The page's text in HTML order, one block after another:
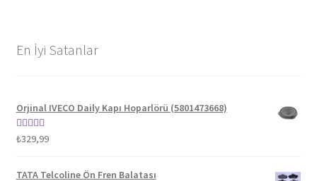
En İyi Satanlar
Orjinal IVECO Daily Kapı Hoparlörü (5801473668)
5 üzerinden
₺329,99
TATA Telcoline Ön Fren Balatası